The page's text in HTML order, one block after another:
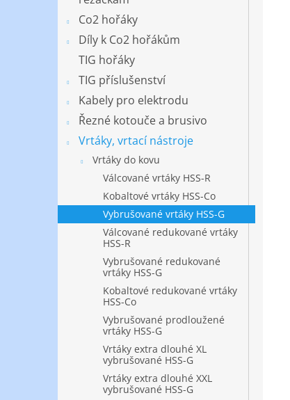
Co2 hořáky
Díly k Co2 hořákům
TIG hořáky
TIG příslušenství
Kabely pro elektrodu
Řezné kotouče a brusivo
Vrtáky, vrtací nástroje
Vrtáky do kovu
Válcované vrtáky HSS-R
Kobaltové vrtáky HSS-Co
Vybrušované vrtáky HSS-G
Válcované redukované vrtáky
HSS-R
Vybrušované redukované
vrtáky HSS-G
Kobaltové redukované vrtáky
HSS-Co
Vybrušované prodloužené
vrtáky HSS-G
Vrtáky extra dlouhé XL
vybrušované HSS-G
Vrtáky extra dlouhé XXL
vybrušované HSS-G